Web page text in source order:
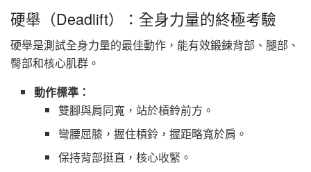
硬舉（Deadlift）：全身力量的終極考驗
硬舉是測試全身力量的最佳動作，能有效鍛鍊背部、腿部、
臀部和核心肌群。
動作標準：
雙腳與肩同寬，站於槓鈴前方。
彎腰屈膝，握住槓鈴，握距略寬於肩。
保持背部挺直，核心收緊。